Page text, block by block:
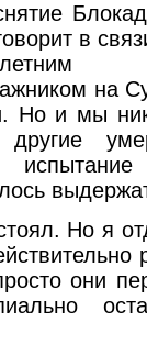
в
на
Но и мы
Но я
они